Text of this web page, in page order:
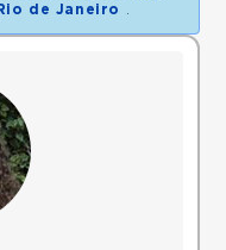
de Janeiro